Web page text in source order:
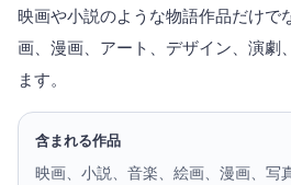
映画や小説のような物語作品だけで
画、漫画、アート、デザイン、演劇
ます。
含まれる作品
映画、小説、音楽、絵画、漫画、写